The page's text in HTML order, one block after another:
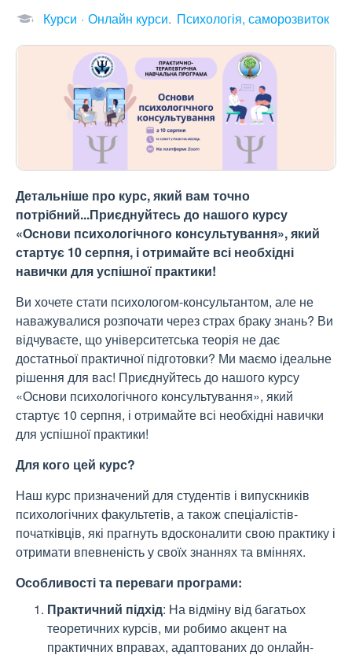
Курси
Онлайн курси Психологія, саморозвиток
Детальніше про курс, який вам точно
потрібний...Приєднуйтесь до нашого курсу
«Основи психологічного консультування», який
стартує 10 серпня, і отримайте всі необхідні
навички для успішної практики!
Ви хочете стати психологом-консультантом, але не
наважувалися розпочати через страх браку знань? Ви
відчуваєте, що університетська теорія не дає
достатньої практичної підготовки? Ми маємо ідеальне
рішення для вас! Приєднуйтесь до нашого курсу
«Основи психологічного консультування», який
стартує 10 серпня, і отримайте всі необхідні навички
для успішної практики!
Для кого цей курс?
Наш курс призначений для студентів і випускників
психологічних факультетів, а також спеціалістів-
початківців, які прагнуть вдосконалити свою практику і
отримати впевненість у своїх знаннях та вміннях.
Особливості та переваги програми:
Практичний підхід: На відміну від багатьох
теоретичних курсів, ми робимо акцент на
практичних вправах, адаптованих до онлайн-